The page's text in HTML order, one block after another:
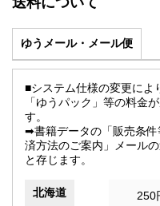
ゆうメール・メール便
■システム仕様の変更によ
「ゆうパック」等の料金
す。
➡書籍データの「販売条
済方法のご案内」メール
と存じます。
北海道 250